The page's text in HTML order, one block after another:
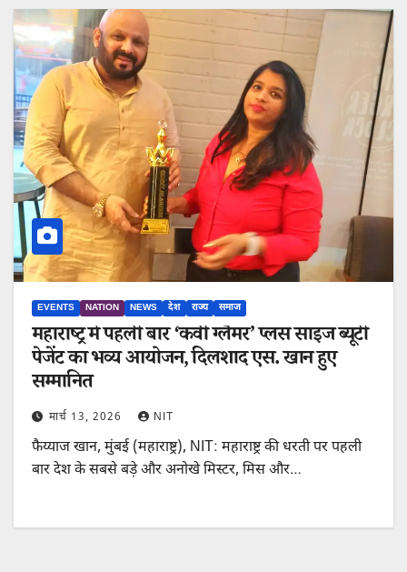
EVENTS NATION NEWS देश राज्य समाज
महाराष्ट्र में पहली बार ‘कर्वी ग्लैमर’ प्लस साइज ब्यूटी
पेजेंट का भव्य आयोजन, दिलशाद एस. खान हुए
सम्मानित
मार्च 13, 2026 NIT
फैय्याज खान, मुंबई (महाराष्ट्र), NIT: महाराष्ट्र की धरती पर पहली
बार देश के सबसे बड़े और अनोखे मिस्टर, मिस और…